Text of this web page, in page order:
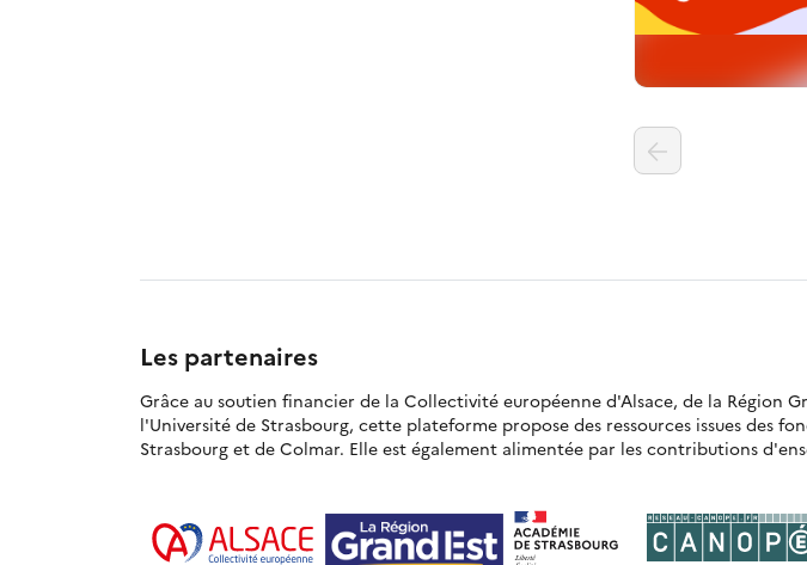
Les partenaires
Grâce au soutien financier de la Collectivité européenne d'Alsace, de la Région
l'Université de Strasbourg, cette plateforme propose des ressources issues des
Strasbourg et de Colmar. Elle est également alimentée par les contributions